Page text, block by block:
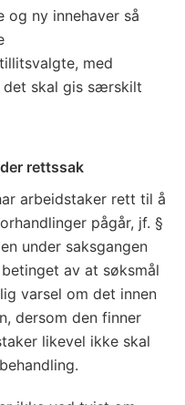
og ny innehaver så
med
skal gis særskilt
rettssak
arbeidstaker rett til å
pågår, jf. §
under saksgangen
av at søksmål
varsel om det innen
dersom den finner
likevel ikke skal